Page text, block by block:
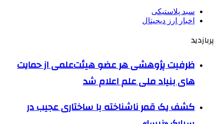
سبد پلاستیکی
اخبار ارز دیجیتال
پربازدید
ظرفیت پژوهشی هر عضو هیئت‌علمی از حمایت
های بنیاد ملی علم اعلام شد
کشف یک قمر ناشناخته با ساختاری عجیب در